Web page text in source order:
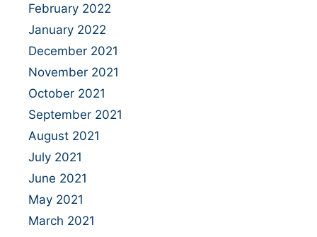
February 2022
January 2022
December 2021
November 2021
October 2021
September 2021
August 2021
July 2021
June 2021
May 2021
March 2021